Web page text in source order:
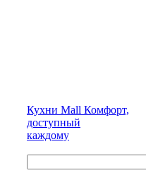
Кухни Mall Комфорт,
доступный
каждому